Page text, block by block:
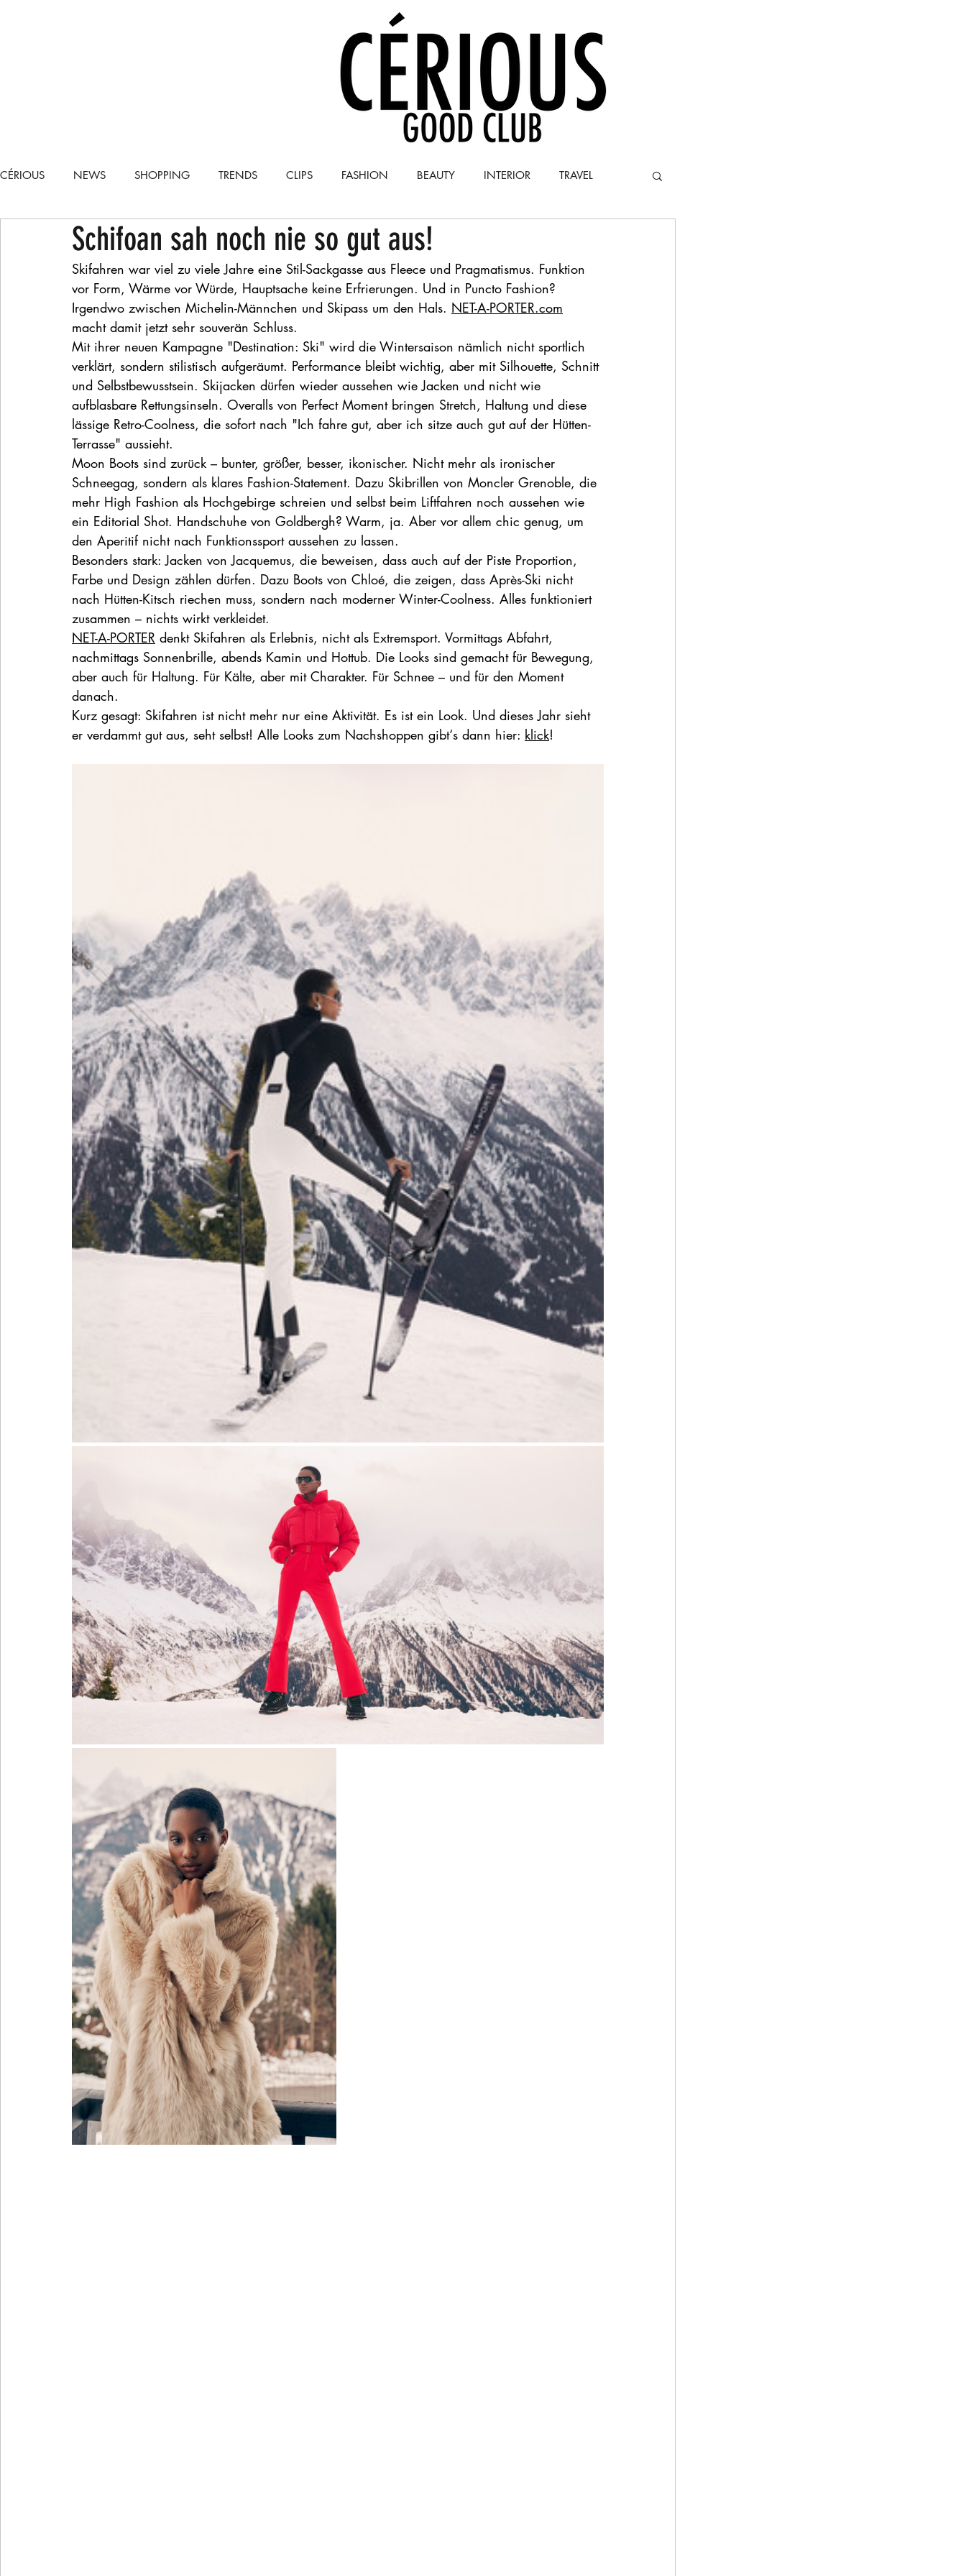
CÉRIOUS NEWS SHOPPING TRENDS CLIPS FASHION BEAUTY INTERIOR TRAVEL
CARS RECIPES LIFESTYLE RUNWAY COLUMN
Schifoan sah noch nie so gut aus!
Skifahren war viel zu viele Jahre eine Stil-Sackgasse aus Fleece und Pragmatismus. Funktion
vor Form, Wärme vor Würde, Hauptsache keine Erfrierungen. Und in Puncto Fashion?
Irgendwo zwischen Michelin-Männchen und Skipass um den Hals. NET-A-PORTER.com
macht damit jetzt sehr souverän Schluss.
Mit ihrer neuen Kampagne "Destination: Ski" wird die Wintersaison nämlich nicht sportlich
verklärt, sondern stilistisch aufgeräumt. Performance bleibt wichtig, aber mit Silhouette, Schnitt
und Selbstbewusstsein. Skijacken dürfen wieder aussehen wie Jacken und nicht wie
aufblasbare Rettungsinseln. Overalls von Perfect Moment bringen Stretch, Haltung und diese
lässige Retro-Coolness, die sofort nach "Ich fahre gut, aber ich sitze auch gut auf der Hütten-
Terrasse" aussieht.
Moon Boots sind zurück – bunter, größer, besser, ikonischer. Nicht mehr als ironischer
Schneegag, sondern als klares Fashion-Statement. Dazu Skibrillen von Moncler Grenoble, die
mehr High Fashion als Hochgebirge schreien und selbst beim Liftfahren noch aussehen wie
ein Editorial Shot. Handschuhe von Goldbergh? Warm, ja. Aber vor allem chic genug, um
den Aperitif nicht nach Funktionssport aussehen zu lassen.
Besonders stark: Jacken von Jacquemus, die beweisen, dass auch auf der Piste Proportion,
Farbe und Design zählen dürfen. Dazu Boots von Chloé, die zeigen, dass Après-Ski nicht
nach Hütten-Kitsch riechen muss, sondern nach moderner Winter-Coolness. Alles funktioniert
zusammen – nichts wirkt verkleidet.
NET-A-PORTER denkt Skifahren als Erlebnis, nicht als Extremsport. Vormittags Abfahrt,
nachmittags Sonnenbrille, abends Kamin und Hottub. Die Looks sind gemacht für Bewegung,
aber auch für Haltung. Für Kälte, aber mit Charakter. Für Schnee – und für den Moment
danach.
Kurz gesagt: Skifahren ist nicht mehr nur eine Aktivität. Es ist ein Look. Und dieses Jahr sieht
er verdammt gut aus, seht selbst! Alle Looks zum Nachshoppen gibt‘s dann hier: klick!